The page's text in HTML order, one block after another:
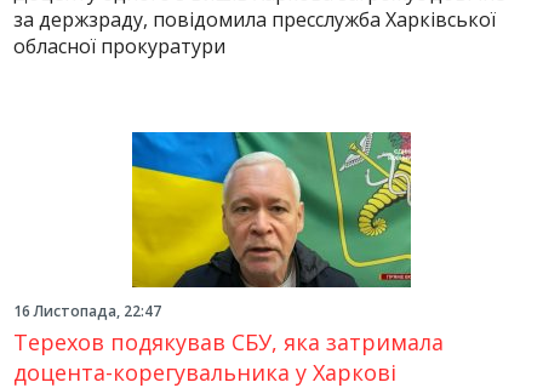
за держзраду, повідомила пресслужба Харківської
обласної прокуратури
16 Листопада, 22:47
Терехов подякував СБУ, яка затримала
доцента-корегувальника у Харкові